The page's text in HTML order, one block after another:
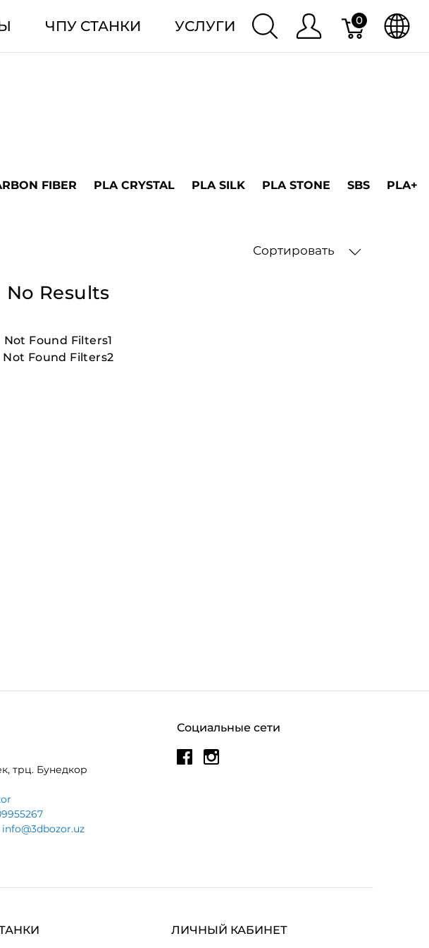
ЧПУ СТАНКИ УСЛУГИ 0
FIBER PLA CRYSTAL PLA SILK PLA STONE SBS PLA+
Сортировать
No Results
Not Found Filters1
Not Found Filters2
Социальные сети
трц. Бунедкор
info@3dbozor.uz
ЛИЧНЫЙ КАБИНЕТ